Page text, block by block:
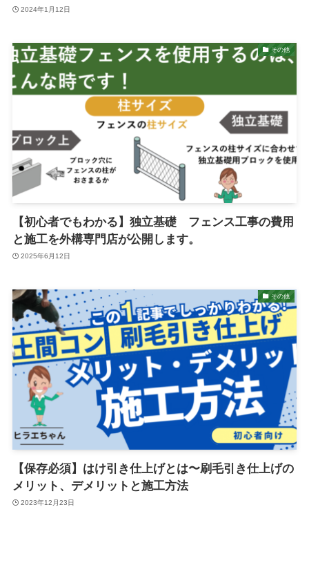
2024年1月12日
その他
【初心者でもわかる】独立基礎 フェンス工事の費用
と施工を外構専門店が公開します。
2025年6月12日
その他
【保存必須】はけ引き仕上げとは〜刷毛引き仕上げの
メリット、デメリットと施工方法
2023年12月23日